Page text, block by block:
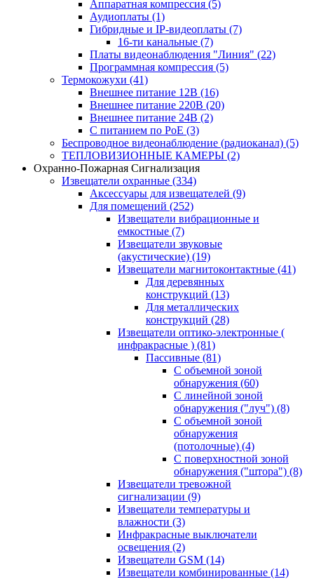
Аппаратная компрессия (5)
Аудиоплаты (1)
Гибридные и IP-видеоплаты (7)
16-ти канальные (7)
Платы видеонаблюдения "Линия" (22)
Программная компрессия (5)
Термокожухи (41)
Внешнее питание 12В (16)
Внешнее питание 220В (20)
Внешнее питание 24В (2)
С питанием по PoE (3)
Беспроводное видеонаблюдение (радиоканал) (5)
ТЕПЛОВИЗИОННЫЕ КАМЕРЫ (2)
Охранно-Пожарная Сигнализация
Извещатели охранные (334)
Аксессуары для извещателей (9)
Для помещений (252)
Извещатели вибрационные и
емкостные (7)
Извещатели звуковые
(акустические) (19)
Извещатели магнитоконтактные (41)
Для деревянных
конструкций (13)
Для металлических
конструкций (28)
Извещатели оптико-электронные (
инфракрасные ) (81)
Пассивные (81)
С объемной зоной
обнаружения (60)
С линейной зоной
обнаружения ("луч") (8)
С объемной зоной
обнаружения
(потолочные) (4)
С поверхностной зоной
обнаружения ("штора") (8)
Извещатели тревожной
сигнализации (9)
Извещатели температуры и
влажности (3)
Инфракрасные выключатели
освещения (2)
Извещатели GSM (14)
Извещатели комбинированные (14)